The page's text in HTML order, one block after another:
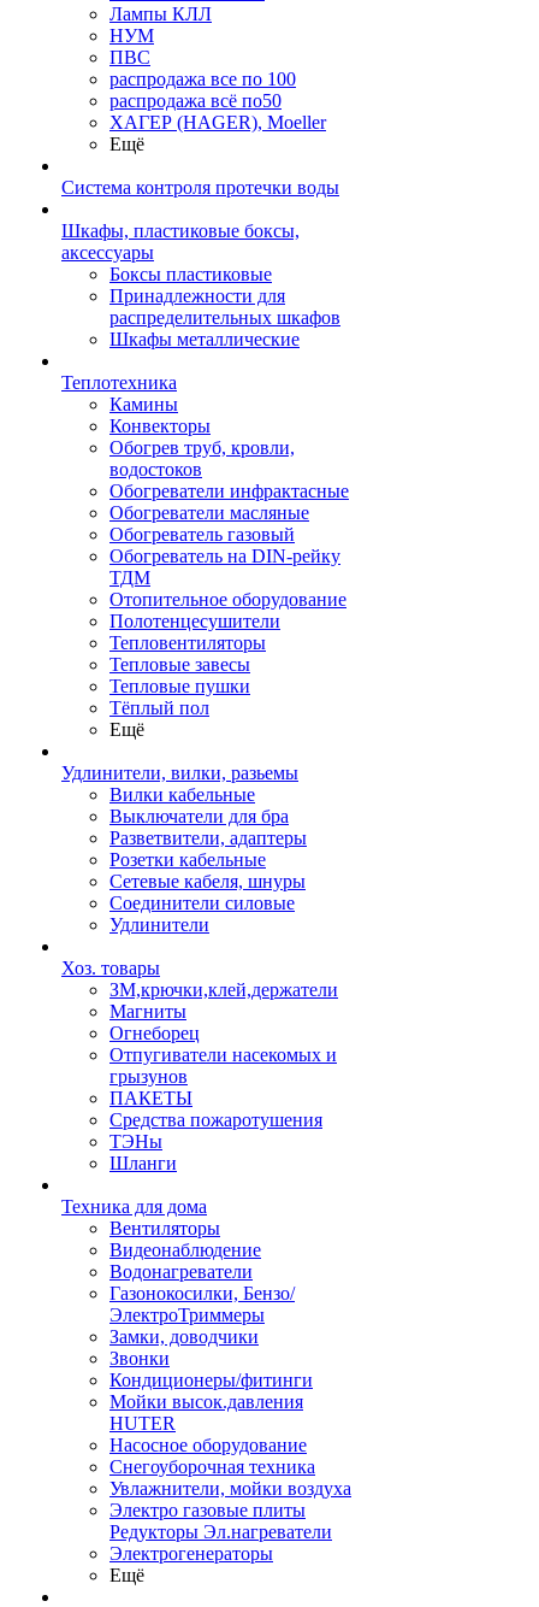
Лампы КЛЛ
НУМ
ПВС
распродажа все по 100
распродажа всё по50
ХАГЕР (HAGER), Moeller
Ещё
Система контроля протечки воды
Шкафы, пластиковые боксы,
аксессуары
Боксы пластиковые
Принадлежности для
распределительных шкафов
Шкафы металлические
Теплотехника
Камины
Конвекторы
Обогрев труб, кровли,
водостоков
Обогреватели инфрактасные
Обогреватели масляные
Обогреватель газовый
Обогреватель на DIN-рейку
ТДМ
Отопительное оборудование
Полотенцесушители
Тепловентиляторы
Тепловые завесы
Тепловые пушки
Тёплый пол
Ещё
Удлинители, вилки, разьемы
Вилки кабельные
Выключатели для бра
Разветвители, адаптеры
Розетки кабельные
Сетевые кабеля, шнуры
Соединители силовые
Удлинители
Хоз. товары
ЗМ,крючки,клей,держатели
Магниты
Огнеборец
Отпугиватели насекомых и
грызунов
ПАКЕТЫ
Средства пожаротушения
ТЭНы
Шланги
Техника для дома
Вентиляторы
Видеонаблюдение
Водонагреватели
Газонокосилки, Бензо/
ЭлектроТриммеры
Замки, доводчики
Звонки
Кондиционеры/фитинги
Мойки высок.давления
HUTER
Насосное оборудование
Снегоуборочная техника
Увлажнители, мойки воздуха
Электро газовые плиты
Редукторы Эл.нагреватели
Электрогенераторы
Ещё